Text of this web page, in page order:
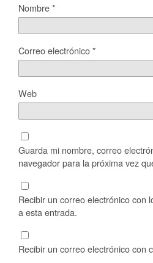
Nombre*
Correo electrónico*
Web
Guarda mi nombre, correo
navegador para la próxima vez
Recibir un correo electrónico con
a esta entrada.
Recibir un correo electrónico con